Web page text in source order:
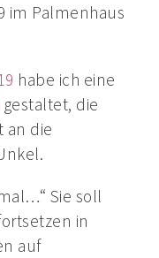
im Palmenhaus
habe ich eine
gestaltet, die
an die
Sie soll
in
auf